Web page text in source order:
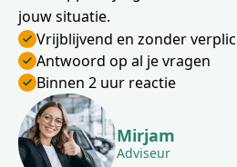
jouw situatie.
Vrijblijvend en zonder
Antwoord op al je vragen
Binnen 2 uur reactie
Mirjam
Adviseur